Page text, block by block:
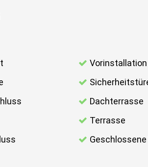
Dachterrasse
Terrasse